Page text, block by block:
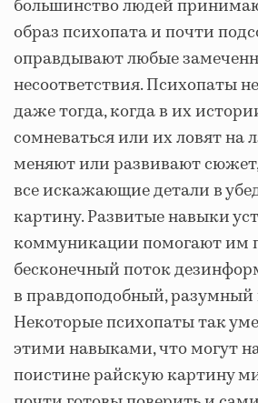
большинство людей
образ психопата и почти
оправдывают любые
несоответствия. Психопаты
даже тогда, когда в их
сомневаться или их ловят на
меняют или развивают
все искажающие детали в
картину. Развитые навыки
коммуникации помогают им
бесконечный поток
в правдоподобный,
Некоторые психопаты так
этими навыками, что могут
поистине райскую картину